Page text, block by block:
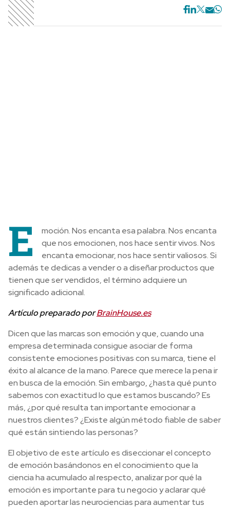
E
moción. Nos encanta esa palabra. Nos encanta
que nos emocionen, nos hace sentir vivos. Nos
encanta emocionar, nos hace sentir valiosos. Si
además te dedicas a vender o a diseñar productos que
tienen que ser vendidos, el término adquiere un
significado adicional.
Artículo preparado porBrainHouse.es
Dicen que las marcas son emoción y que, cuando una
empresa determinada consigue asociar de forma
consistente emociones positivas con su marca, tiene el
éxito al alcance de la mano. Parece que merece la pena ir
en busca de la emoción. Sin embargo, ¿hasta qué punto
sabemos con exactitud lo que estamos buscando? Es
más, ¿por qué resulta tan importante emocionar a
nuestros clientes? ¿Existe algún método fiable de saber
qué están sintiendo las personas?
El objetivo de este artículo es diseccionar el concepto
de emoción basándonos en el conocimiento que la
ciencia ha acumulado al respecto, analizar por qué la
emoción es importante para tu negocio y aclarar qué
pueden aportar las neurociencias para aumentar tus